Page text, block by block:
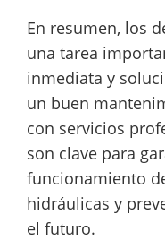
En resumen, los
una tarea
inmediata y
un buen
con servicios
son clave para
funcionamiento
hidráulicas y
el futuro.